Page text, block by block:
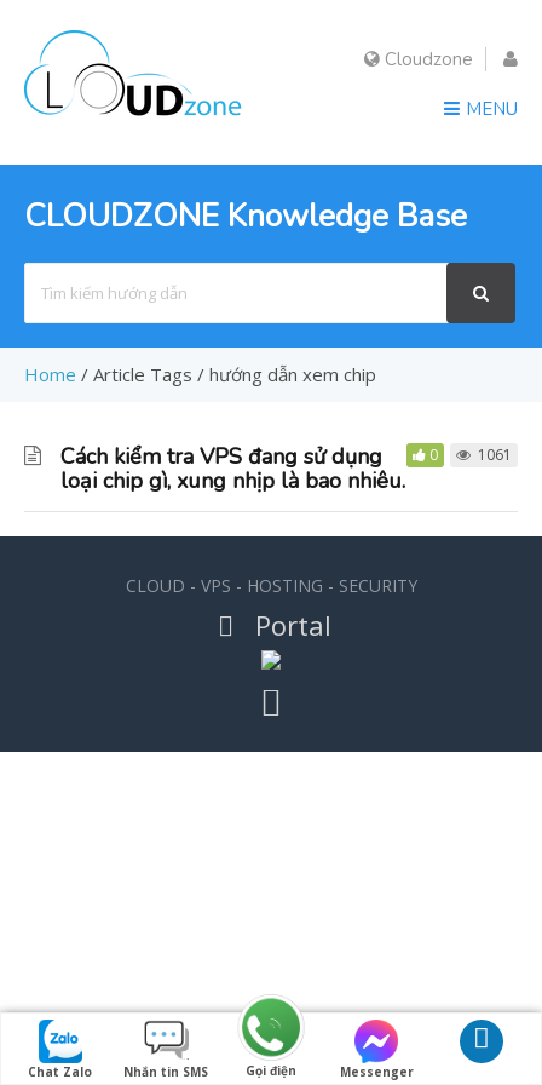
Cloudzone
MENU
CLOUDZONE Knowledge Base
For
Home / Article Tags / hướng dẫn xem chip
Cách kiểm tra VPS đang sử dụng
loại chip gì, xung nhịp là bao nhiêu.
0 1061
CLOUD - VPS - HOSTING - SECURITY
Portal
Chat Zalo Nhắn tin SMS Gọi điện Messenger